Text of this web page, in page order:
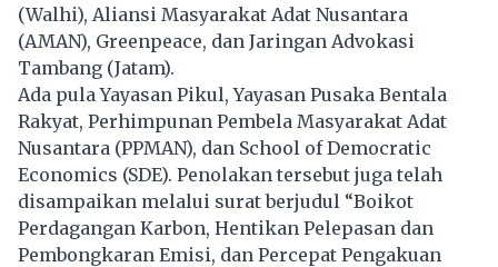
(Walhi), Aliansi Masyarakat Adat Nusantara
(AMAN), Greenpeace, dan Jaringan Advokasi
Tambang (Jatam).
Ada pula Yayasan Pikul, Yayasan Pusaka Bentala
Rakyat, Perhimpunan Pembela Masyarakat Adat
Nusantara (PPMAN), dan School of Democratic
Economics (SDE). Penolakan tersebut juga telah
disampaikan melalui surat berjudul “Boikot
Perdagangan Karbon, Hentikan Pelepasan dan
Pembongkaran Emisi, dan Percepat Pengakuan